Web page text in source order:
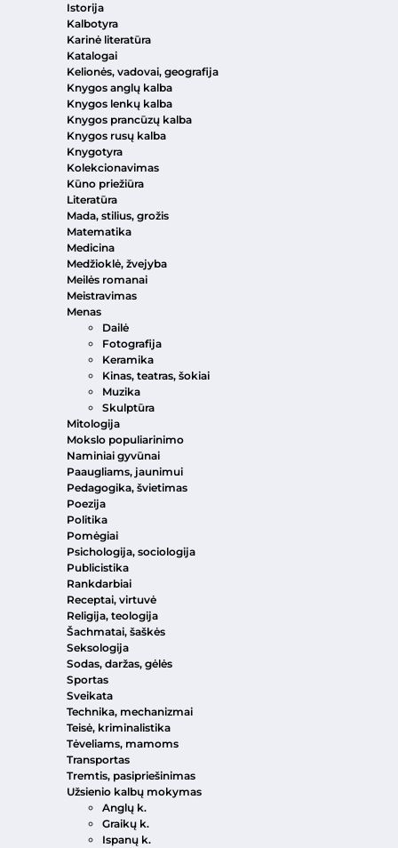
Istorija
Kalbotyra
Karinė literatūra
Katalogai
Kelionės, vadovai, geografija
Knygos anglų kalba
Knygos lenkų kalba
Knygos prancūzų kalba
Knygos rusų kalba
Knygotyra
Kolekcionavimas
Kūno priežiūra
Literatūra
Mada, stilius, grožis
Matematika
Medicina
Medžioklė, žvejyba
Meilės romanai
Meistravimas
Menas
Dailė
Fotografija
Keramika
Kinas, teatras, šokiai
Muzika
Skulptūra
Mitologija
Mokslo populiarinimo
Naminiai gyvūnai
Paaugliams, jaunimui
Pedagogika, švietimas
Poezija
Politika
Pomėgiai
Psichologija, sociologija
Publicistika
Rankdarbiai
Receptai, virtuvė
Religija, teologija
Šachmatai, šaškės
Seksologija
Sodas, daržas, gėlės
Sportas
Sveikata
Technika, mechanizmai
Teisė, kriminalistika
Tėveliams, mamoms
Transportas
Tremtis, pasipriešinimas
Užsienio kalbų mokymas
Anglų k.
Graikų k.
Ispanų k.